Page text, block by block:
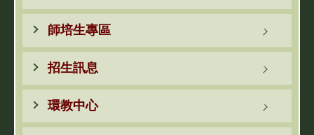
師培生專區
招生訊息
環教中心